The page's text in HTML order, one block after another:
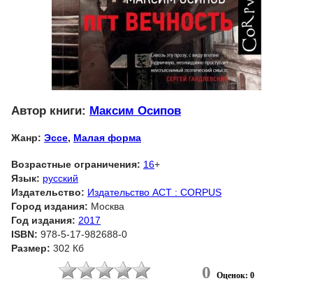
Автор книги: Максим Осипов
Жанр: Эссе, Малая форма
Возрастные ограничения: 16+
Язык: русский
Издательство: Издательство АСТ : CORPUS
Город издания: Москва
Год издания: 2017
ISBN: 978-5-17-982688-0
Размер: 302 Кб
0 Оценок: 0